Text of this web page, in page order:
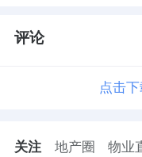
评论
点击
关注 地产圈 物业